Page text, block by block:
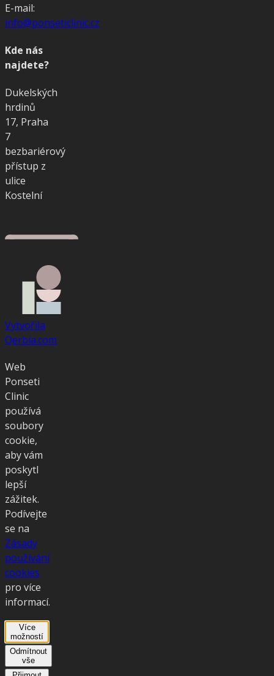
E-mail:
info@ponseticlinic.cz
Kde nás
najdete?
Dukelských
hrdinů
17, Praha
7
bezbariérový
přístup z
ulice
Kostelní
Vytvořila
Qerbia.com
Web
Ponseti
Clinic
používá
soubory
cookie,
aby vám
poskytl
lepší
zážitek.
Podívejte
se na
Zásady
používání
cookies
pro více
informací.
Více
možností
Odmítnout
vše